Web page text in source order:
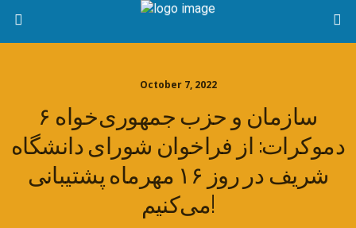
October 7, 2022
۶ سازمان و حزب جمهوری خواه
دموکرات: از فراخوان شورای دانشگاه
شریف در روز ۱۶ مهرماه پشتیبانی
می‌کنیم!